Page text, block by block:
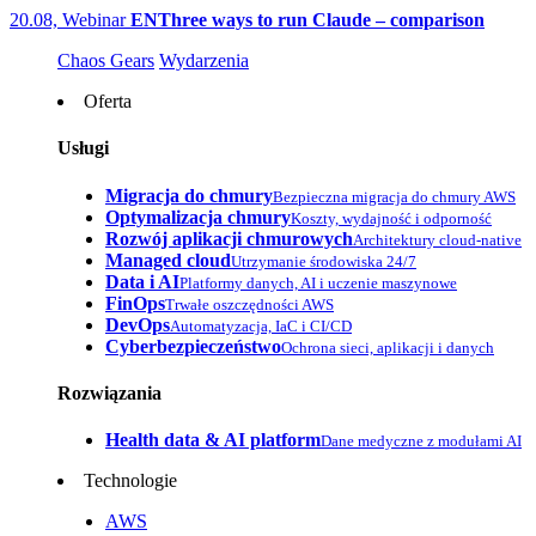
20.08, WebinarENThree ways to run Claude – comparison
Chaos Gears Wydarzenia
Oferta
Usługi
Migracja do chmuryBezpieczna migracja do chmury AWS
Optymalizacja chmuryKoszty, wydajność i odporność
Rozwój aplikacji chmurowychArchitektury cloud-native
Managed cloudUtrzymanie środowiska 24/7
Data i AIPlatformy danych, AI i uczenie maszynowe
FinOpsTrwałe oszczędności AWS
DevOpsAutomatyzacja, IaC i CI/CD
CyberbezpieczeństwoOchrona sieci, aplikacji i danych
Rozwiązania
Health data & AI platformDane medyczne z modułami AI
Technologie
AWS